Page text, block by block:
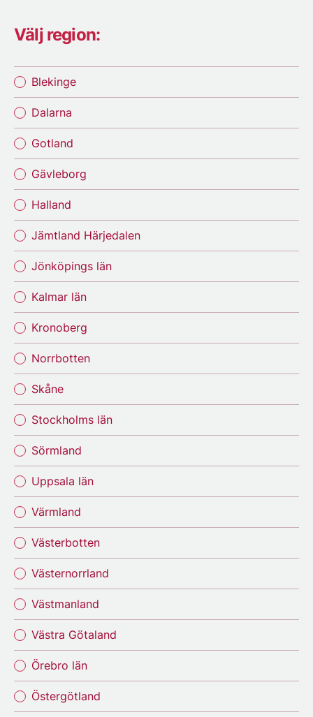
Välj region:
Blekinge
Dalarna
Gotland
Gävleborg
Halland
Jämtland Härjedalen
Jönköpings län
Kalmar län
Kronoberg
Norrbotten
Skåne
Stockholms län
Sörmland
Uppsala län
Värmland
Västerbotten
Västernorrland
Västmanland
Västra Götaland
Örebro län
Östergötland